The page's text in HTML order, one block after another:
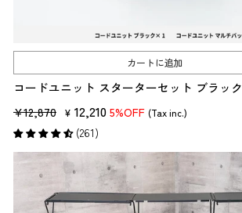
カートに追加
コードユニット スターターセット ブラック
販
売
価
格
¥12,870 セ
ー
ル
価
¥ 12,210 5%OFF (Tax inc.)
(261)